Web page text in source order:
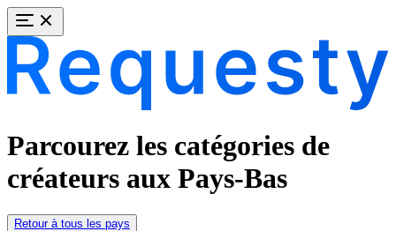
Parcourez les catégories de
créateurs aux Pays-Bas
Retour à tous les pays